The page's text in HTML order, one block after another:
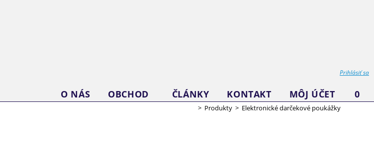
Prihlásiť sa
O NÁS OBCHOD ČLÁNKY KONTAKT MÔJ ÚČET 0
> Produkty > Elektronické darčekové poukážky